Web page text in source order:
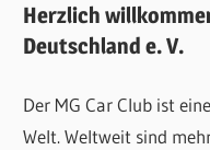
Herzlich
Deutschland e. V.
Der MG Car Club ist
Welt. Weltweit sind